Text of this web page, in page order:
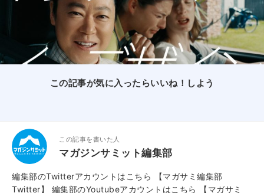
この記事が気に入ったらいいね！しよう
この記事を書いた人
マガジンサミット編集部
編集部のTwitterアカウントはこちら
【マガサミ編集部
Twitter】
編集部のYoutubeアカウントはこちら
【マガサミ